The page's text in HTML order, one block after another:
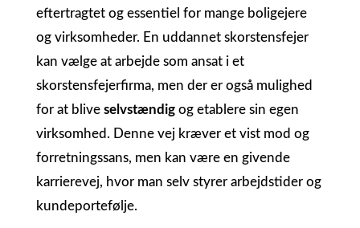
eftertragtet og essentiel for mange boligejere
og virksomheder. En uddannet skorstensfejer
kan vælge at arbejde som ansat i et
skorstensfejerfirma, men der er også mulighed
for at blive selvstændigog etablere sin egen
virksomhed. Denne vej kræver et vist mod og
forretningssans, men kan være en givende
karrierevej, hvor man selv styrer arbejdstider og
kundeportefølje.